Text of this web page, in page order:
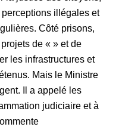
illégales et
Côté prisons,
de « » et de
les infrastructures et
Mais le Ministre
Il a appelé les
judiciaire et à